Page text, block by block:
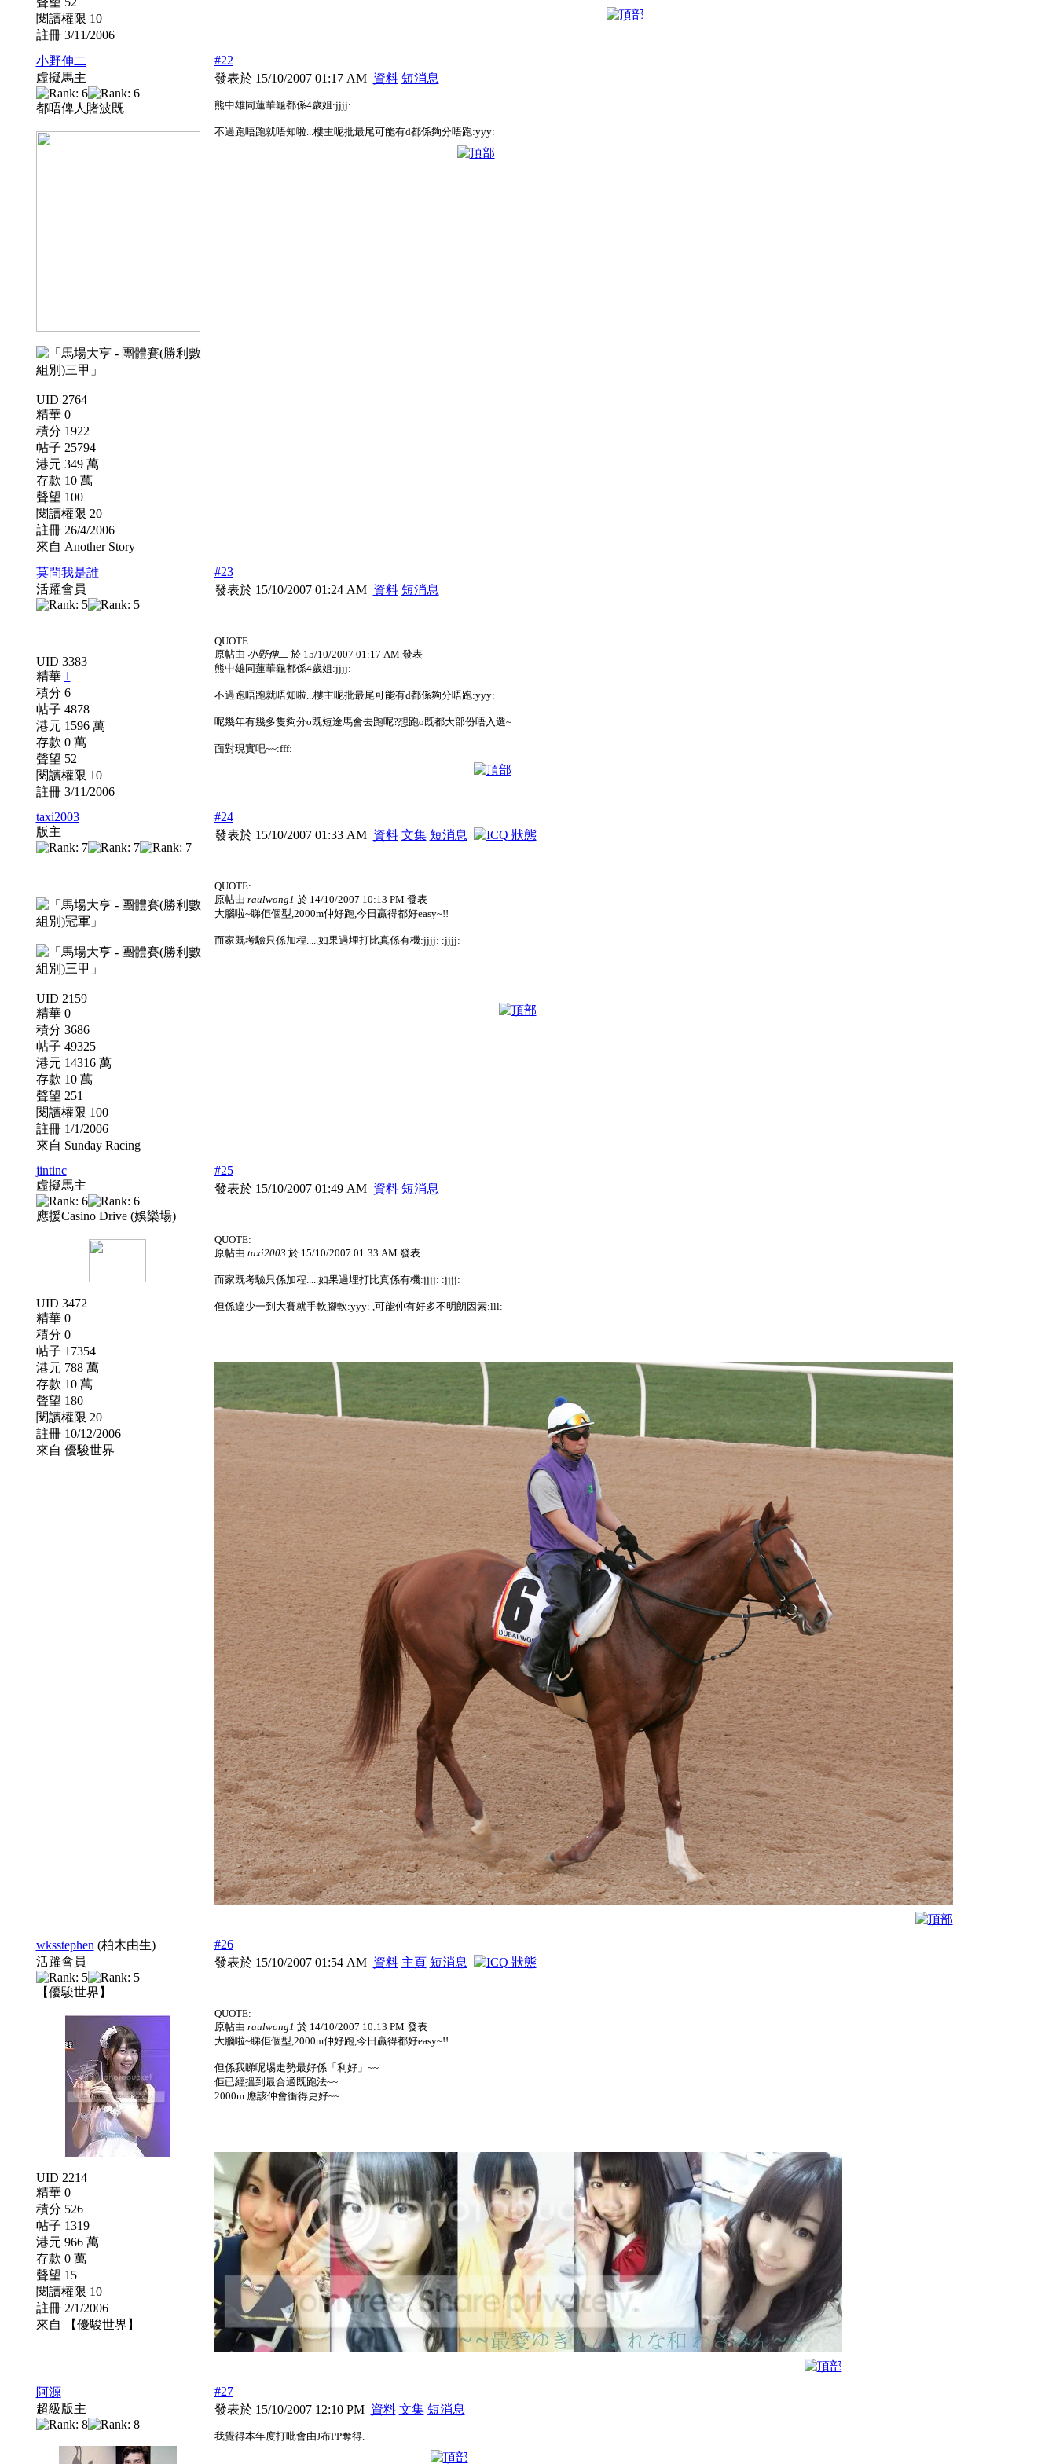
閱讀權限 10
註冊 3/11/2006
小野伸二
虛擬馬主
都唔俾人賭波既
UID 2764
精華 0
積分 1922
帖子 25794
港元 349 萬
存款 10 萬
聲望 100
閱讀權限 20
註冊 26/4/2006
來自 Another Story
#22
發表於 15/10/2007 01:17 AM 資料 短消息
熊中雄同蓮華龜都係4歲姐:jjjj:
不過跑唔跑就唔知啦...樓主呢批最尾可能有d都係夠分唔跑:yyy:
莫問我是誰
活躍會員
UID 3383
精華 1
積分 6
帖子 4878
港元 1596 萬
存款 0 萬
聲望 52
閱讀權限 10
註冊 3/11/2006
#23
發表於 15/10/2007 01:24 AM 資料 短消息
QUOTE:
原帖由 小野伸二於 15/10/2007 01:17 AM 發表
熊中雄同蓮華龜都係4歲姐:jjjj:
不過跑唔跑就唔知啦...樓主呢批最尾可能有d都係夠分唔跑:yyy:
呢幾年有幾多隻夠分o既短途馬會去跑呢?想跑o既都大部份唔入選~
面對現實吧~~:fff:
taxi2003
版主
UID 2159
精華 0
積分 3686
帖子 49325
港元 14316 萬
存款 10 萬
聲望 251
閱讀權限 100
註冊 1/1/2006
來自 Sunday Racing
#24
發表於 15/10/2007 01:33 AM 資料 文集 短消息
QUOTE:
原帖由 raulwong1 於 14/10/2007 10:13 PM 發表
大腦啦~睇佢個型,2000m仲好跑,今日贏得都好easy~!!
而家既考驗只係加程.....如果過埋打比真係有機:jjjj: :jjjj:
jintinc
虛擬馬主
應援Casino Drive (娛樂場)
UID 3472
精華 0
積分 0
帖子 17354
港元 788 萬
存款 10 萬
聲望 180
閱讀權限 20
註冊 10/12/2006
來自 優駿世界
#25
發表於 15/10/2007 01:49 AM 資料 短消息
QUOTE:
原帖由 taxi2003 於 15/10/2007 01:33 AM 發表
而家既考驗只係加程.....如果過埋打比真係有機:jjjj: :jjjj:
但係達少一到大賽就手軟腳軟:yyy: ,可能仲有好多不明朗因素:lll:
wksstephen (柏木由生)
活躍會員
【優駿世界】
UID 2214
精華 0
積分 526
帖子 1319
港元 966 萬
存款 0 萬
聲望 15
閱讀權限 10
註冊 2/1/2006
來自 【優駿世界】
#26
發表於 15/10/2007 01:54 AM 資料 主頁 短消息
QUOTE:
原帖由 raulwong1 於 14/10/2007 10:13 PM 發表
大腦啦~睇佢個型,2000m仲好跑,今日贏得都好easy~!!
但係我睇呢埸走勢最好係「利好」~~
佢已經搵到最合適既跑法~~
2000m 應該仲會衝得更好~~
阿源
超級版主
#27
發表於 15/10/2007 12:10 PM 資料 文集 短消息
我覺得本年度打吡會由J布PP奪得.